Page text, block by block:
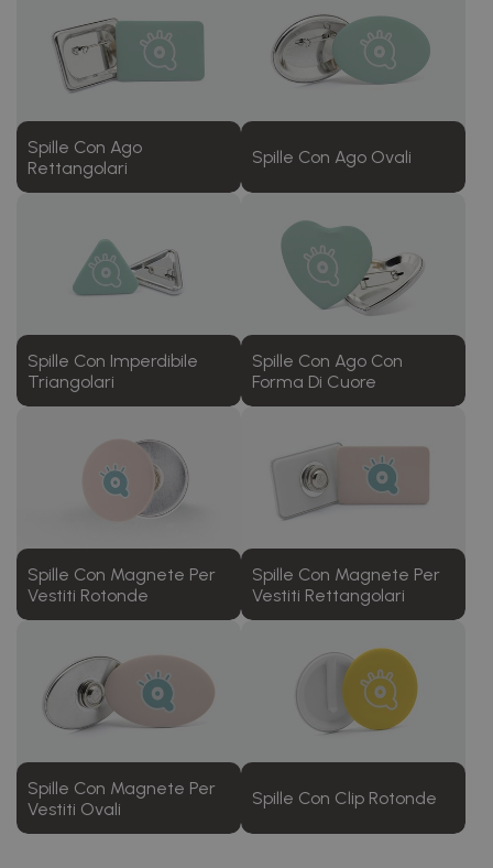
Spille Con Ago
Rettangolari
Spille Con Ago Ovali
Spille Con Imperdibile
Triangolari
Spille Con Ago Con
Forma Di Cuore
Spille Con Magnete Per
Vestiti Rotonde
Spille Con Magnete Per
Vestiti Rettangolari
Spille Con Magnete Per
Vestiti Ovali
Spille Con Clip Rotonde